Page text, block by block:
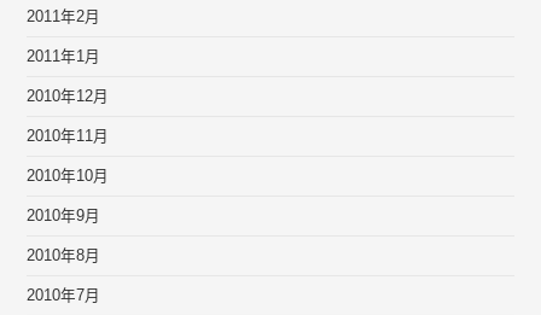
2011年2月
2011年1月
2010年12月
2010年11月
2010年10月
2010年9月
2010年8月
2010年7月